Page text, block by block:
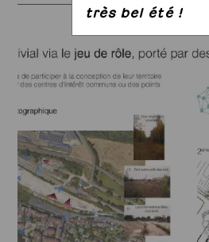
très bel été !